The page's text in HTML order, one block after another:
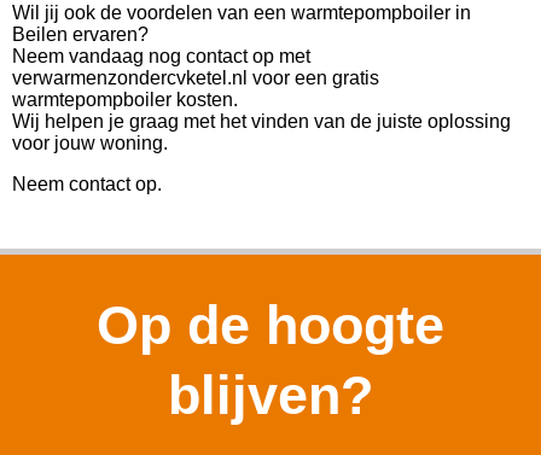
Wil jij ook de voordelen van een warmtepompboiler in
Beilen ervaren?
Neem vandaag nog contact op met
verwarmenzondercvketel.nl voor een gratis
warmtepompboiler kosten.
Wij helpen je graag met het vinden van de juiste oplossing
voor jouw woning.
Neem contact op.
Op de hoogte
blijven?